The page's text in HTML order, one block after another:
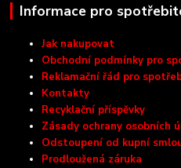
Informace pro
Jak nakupovat
Obchodní podmínky pro
Reklamační řád pro
Kontakty
Recyklační příspěvky
Zásady ochrany osobních
Odstoupení od kupní
Prodloužená záruka